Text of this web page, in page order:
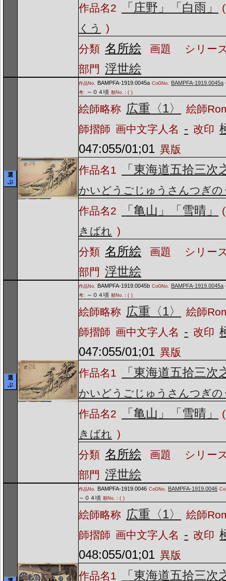
作品名2
「庄野」「白雨」
(
くう
)
分類 名所絵 画題
シリー
部門 浮世絵
選
ぶ
作品No. BAMPFA-1919.0045a CoGNo. BAMPFA-1919.0045a
考:
～０４頃 順No.：( )
絵師略称 広重〈1〉
絵師
師摺師 画中文字人名 - 改印
047:055/01;01 異版
作品名1
「東海道五拾三次
かいどうごじゅうさんつぎの
作品名2
「亀山」「雪晴」
(
きばれ )
分類 名所絵 画題
シリー
部門 浮世絵
選
ぶ
作品No. BAMPFA-1919.0045b CoGNo. BAMPFA-1919.0045a
考:
～０４頃 順No.：( )
絵師略称 広重〈1〉
絵師
師摺師 画中文字人名 - 改印
047:055/01;01 異版
作品名1
「東海道五拾三次
かいどうごじゅうさんつぎの
作品名2
「亀山」「雪晴」
(
きばれ )
分類 名所絵 画題
シリー
部門 浮世絵
作品No. BAMPFA-1919.0046 CoGNo. BAMPFA-1919.0046
～０４頃 順No.：( )
絵師略称 広重〈1〉
絵師
師摺師 画中文字人名 - 改印
048:055/01;01 異版
作品名1
「東海道五拾三次